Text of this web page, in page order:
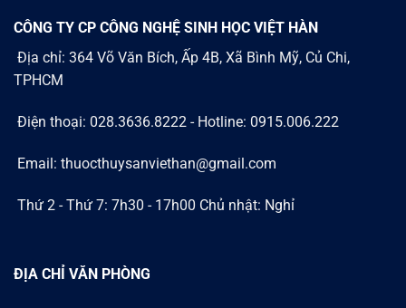
CÔNG TY CP CÔNG NGHỆ SINH HỌC VIỆT HÀN
Địa chỉ: 364 Võ Văn Bích, Ấp 4B, Xã Bình Mỹ, Củ Chi,
TPHCM
Điện thoại: 028.3636.8222 - Hotline: 0915.006.222
Email: thuocthuysanviethan@gmail.com
Thứ 2 - Thứ 7: 7h30 - 17h00 Chủ nhật: Nghỉ
ĐỊA CHỈ VĂN PHÒNG